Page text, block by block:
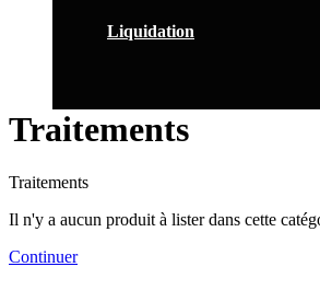
Liquidation
Traitements
Traitements
Il n'y a aucun produit à lister dans cette
Continuer